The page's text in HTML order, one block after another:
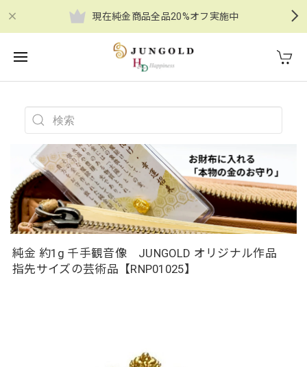
現在純金商品全品20%オフ実施中
純金 約1g 千手観音像 JUNGOLD オリジナル作品
指先サイズの芸術品【RNP01025】